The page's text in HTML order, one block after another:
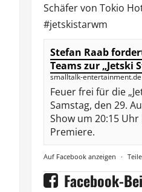
Schäfer von Tokio
#jetskistarwm
Stefan Raab
Teams zur „Jetski
smalltalk-entertainment.de
Feuer frei für die
Samstag, den 29.
Show um 20:15 Uhr
Premiere.
Auf Facebook anzeigen ·
Facebook-